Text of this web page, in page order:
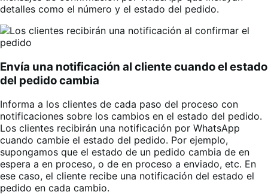
detalles como el número y el estado del pedido.
Envía una notificación al cliente cuando el estado
del pedido cambia
Informa a los clientes de cada paso del proceso con
notificaciones sobre los cambios en el estado del pedido.
Los clientes recibirán una notificación por WhatsApp
cuando cambie el estado del pedido. Por ejemplo,
supongamos que el estado de un pedido cambia de en
espera a en proceso, o de en proceso a enviado, etc. En
ese caso, el cliente recibe una notificación del estado el
pedido en cada cambio.